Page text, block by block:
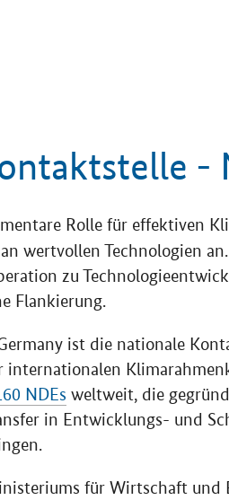
-
Rolle für effektiven
wertvollen Technologien an.
zu
Flankierung.
ist die nationale
NDEs weltweit, die
in Entwicklungs- und
für Wirtschaft und